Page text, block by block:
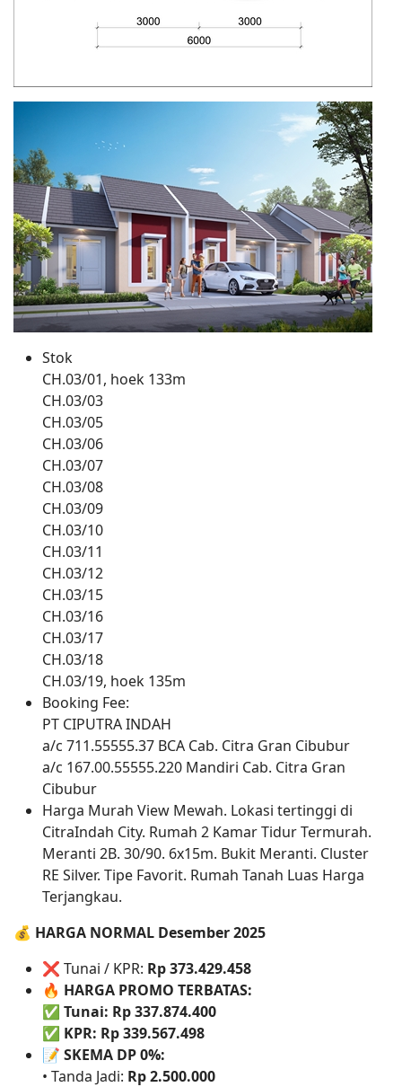
Stok
CH.03/01, hoek 133m
CH.03/03
CH.03/05
CH.03/06
CH.03/07
CH.03/08
CH.03/09
CH.03/10
CH.03/11
CH.03/12
CH.03/15
CH.03/16
CH.03/17
CH.03/18
CH.03/19, hoek 135m
Booking Fee:
PT CIPUTRA INDAH
a/c 711.55555.37 BCA Cab. Citra Gran Cibubur
a/c 167.00.55555.220 Mandiri Cab. Citra Gran
Cibubur
Harga Murah View Mewah. Lokasi tertinggi di
CitraIndah City. Rumah 2 Kamar Tidur Termurah.
Meranti 2B. 30/90. 6x15m. Bukit Meranti. Cluster
RE Silver. Tipe Favorit. Rumah Tanah Luas Harga
Terjangkau.
💰 HARGA NORMAL Desember 2025
❌ Tunai / KPR: Rp 373.429.458
🔥 HARGA PROMO TERBATAS:
✅ Tunai: Rp 337.874.400
✅ KPR: Rp 339.567.498
📝 SKEMA DP 0%:
• Tanda Jadi: Rp 2.500.000